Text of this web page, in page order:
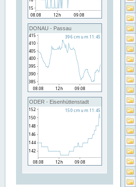
DONAU - Passau
ODER - Eisenhüttenstadt